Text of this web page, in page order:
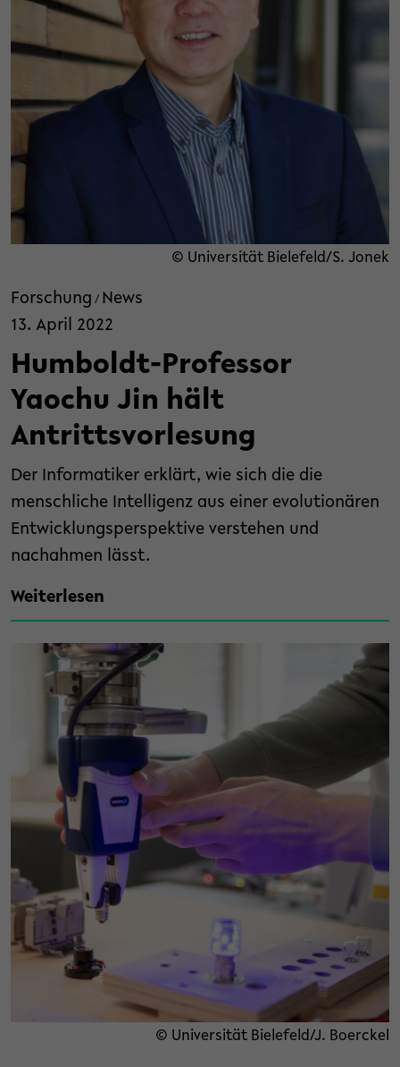
© Universität Bielefeld/S. Jonek
Forschung / News
13. April 2022
Humboldt-Professor
Yaochu Jin hält
Antrittsvorlesung
Der Informatiker erklärt, wie sich die die
menschliche Intelligenz aus einer evolutionären
Entwicklungsperspektive verstehen und
nachahmen lässt.
Weiterlesen
© Universität Bielefeld/J. Boerckel